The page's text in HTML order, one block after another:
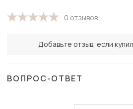
0 отзывов
Добавьте отзыв, если
ВОПРОС-ОТВЕТ